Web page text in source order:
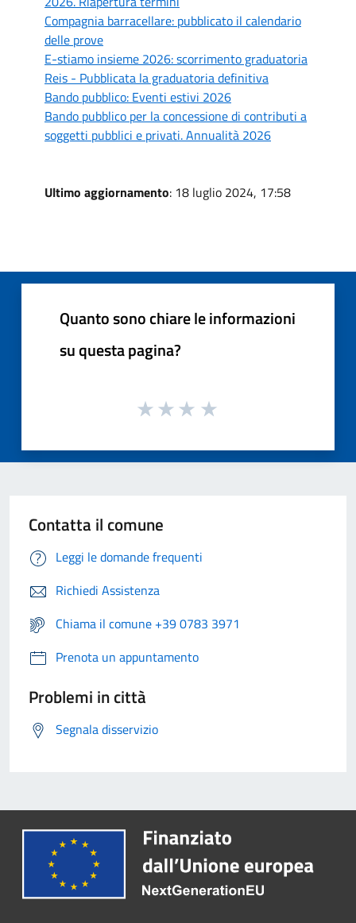
Compagnia barracellare: pubblicato il calendario
delle prove
E-stiamo insieme 2026: scorrimento graduatoria
Reis - Pubblicata la graduatoria definitiva
Bando pubblico: Eventi estivi 2026
Bando pubblico per la concessione di contributi a
soggetti pubblici e privati. Annualità 2026
Ultimo aggiornamento: 18 luglio 2024, 17:58
Quanto sono chiare le informazioni
su questa pagina?
Contatta il comune
Leggi le domande frequenti
Richiedi Assistenza
Chiama il comune +39 0783 3971
Prenota un appuntamento
Problemi in città
Segnala disservizio